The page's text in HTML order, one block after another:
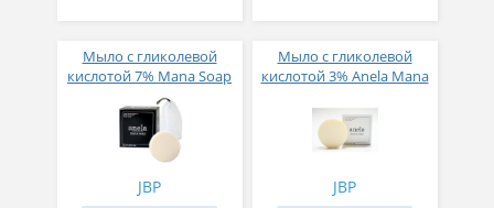
Мыло с гликолевой
кислотой 7% Mana Soap
плюс сеточка для
умывания
JBP
Мыло с гликолевой
кислотой 3% Anela Mana
умывания 100 г
JBP